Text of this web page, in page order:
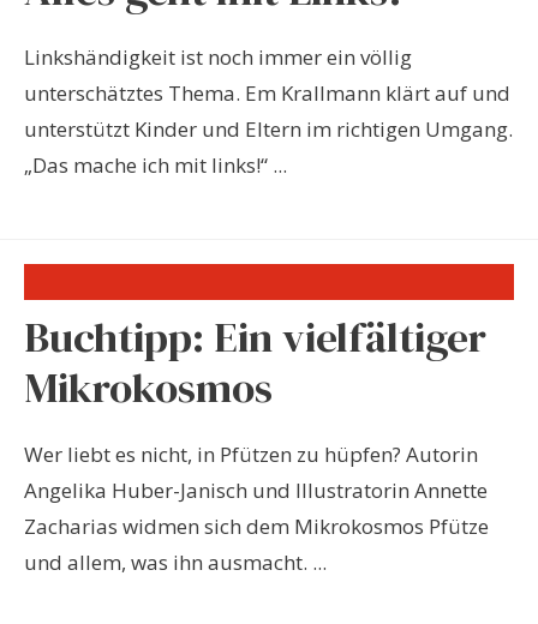
Linkshändigkeit ist noch immer ein völlig
unterschätztes Thema. Em Krallmann klärt auf und
unterstützt Kinder und Eltern im richtigen Umgang.
„Das mache ich mit links!“ ...
Buchtipp: Ein vielfältiger
Mikrokosmos
Wer liebt es nicht, in Pfützen zu hüpfen? Autorin
Angelika Huber-Janisch und Illustratorin Annette
Zacharias widmen sich dem Mikrokosmos Pfütze
und allem, was ihn ausmacht. ...